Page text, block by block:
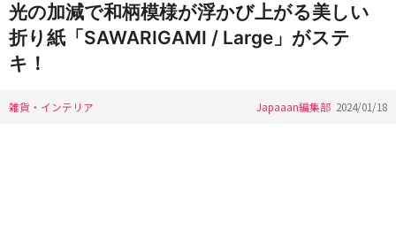
光の加減で和柄模様が浮かび上がる美しい
折り紙「SAWARIGAMI / Large」がステ
キ！
雑貨・インテリア Japaaan編集部 2024/01/18